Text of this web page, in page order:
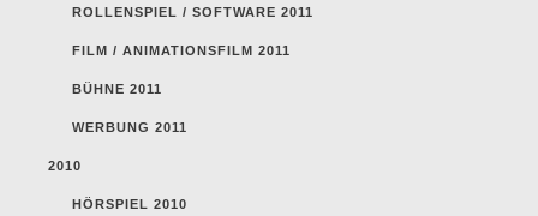
ROLLENSPIEL / SOFTWARE 2011
FILM / ANIMATIONSFILM 2011
BÜHNE 2011
WERBUNG 2011
2010
HÖRSPIEL 2010